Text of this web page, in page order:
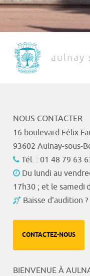
NOUS CONTACTER
16 boulevard Félix
93602 Aulnay-sous-
Tél. : 01 48 79 63
Du lundi au
17h30 ; et le samedi
Baisse d'audition
CONTACTEZ-NOUS
BIENVENUE À